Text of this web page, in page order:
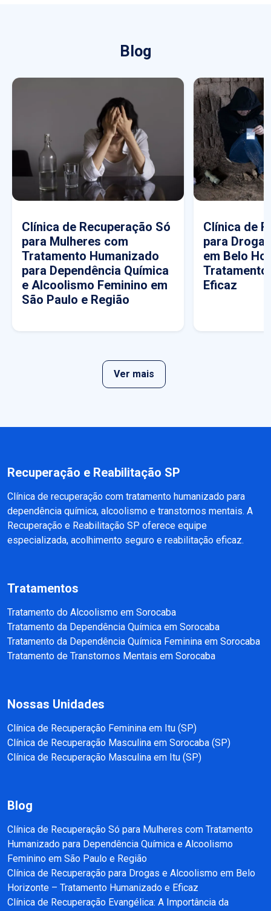
Blog
Clínica de Recuperação Só
para Mulheres com
Tratamento Humanizado
para Dependência Química
e Alcoolismo Feminino em
São Paulo e Região
Clínica de
para
em Belo
Tratamento
Eficaz
Ver mais
Recuperação e Reabilitação SP
Clínica de recuperação com tratamento humanizado para
dependência química, alcoolismo e transtornos mentais. A
Recuperação e Reabilitação SP oferece equipe
especializada, acolhimento seguro e reabilitação eficaz.
Tratamentos
Tratamento do Alcoolismo em Sorocaba
Tratamento da Dependência Química em Sorocaba
Tratamento da Dependência Química Feminina em Sorocaba
Tratamento de Transtornos Mentais em Sorocaba
Nossas Unidades
Clínica de Recuperação Feminina em Itu (SP)
Clínica de Recuperação Masculina em Sorocaba (SP)
Clínica de Recuperação Masculina em Itu (SP)
Blog
Clínica de Recuperação Só para Mulheres com Tratamento
Humanizado para Dependência Química e Alcoolismo
Feminino em São Paulo e Região
Clínica de Recuperação para Drogas e Alcoolismo em Belo
Horizonte – Tratamento Humanizado e Eficaz
Clínica de Recuperação Evangélica: A Importância da